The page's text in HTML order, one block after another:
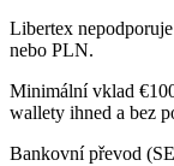
Libertex
nebo PLN.
Minimální vklad
wallety ihned a bez
Bankovní převod